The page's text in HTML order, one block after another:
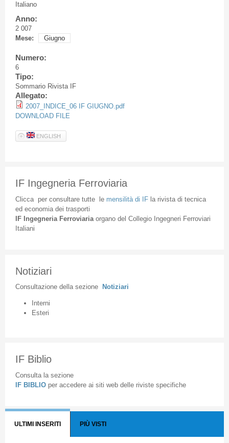
Italiano
Anno:
2 007
Mese:
Giugno
Numero:
6
Tipo:
Sommario Rivista IF
Allegato:
2007_INDICE_06 IF GIUGNO.pdf
DOWNLOAD FILE
ENGLISH
IF Ingegneria Ferroviaria
Cliccaper consultare tuttele mensilità di IFla rivista di tecnica
ed economia dei trasporti
IF Ingegneria Ferroviaria organodel Collegio Ingegneri Ferroviari
Italiani
Notiziari
Consultazione della sezione Notiziari
Interni
Esteri
IF Biblio
Consulta la sezione
IF BIBLIO per accedere ai siti web delle riviste specifiche
ULTIMI INSERITI PIÙ VISTI